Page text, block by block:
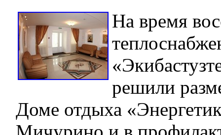
На время
решили
Доме отдыха